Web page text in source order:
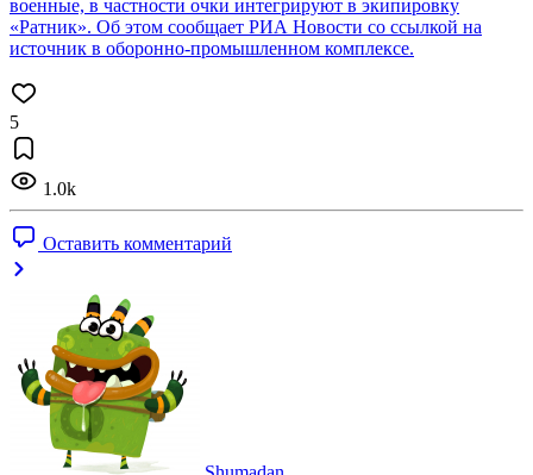
военные, в частности очки интегрируют в экипировку
«Ратник». Об этом сообщает РИА Новости со ссылкой на
источник в оборонно-промышленном комплексе.
5
1.0k
Оставить комментарий